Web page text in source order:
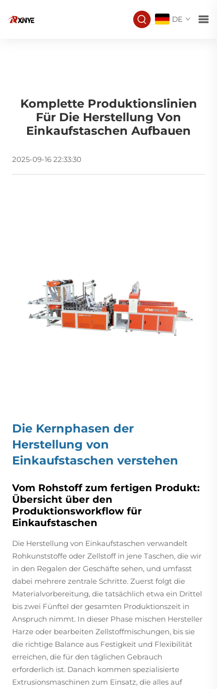
DE
Komplette Produktionslinien
Für Die Herstellung Von
Einkaufstaschen Aufbauen
2025-09-16 22:33:30
Die Kernphasen der
Herstellung von
Einkaufstaschen verstehen
Vom Rohstoff zum fertigen Produkt:
Übersicht über den
Produktionsworkflow für
Einkaufstaschen
Die Herstellung von Einkaufstaschen verwandelt
Rohkunststoffe oder Zellstoff in jene Taschen, die wir
in den Regalen der Geschäfte sehen, und umfasst
dabei mehrere zentrale Schritte. Zuerst folgt die
Materialvorbereitung, die tatsächlich etwa ein Drittel
bis zwei Fünftel der gesamten Produktionszeit in
Anspruch nimmt. In dieser Phase mischen Hersteller
Harze oder bearbeiten Zellstoffmischungen, bis sie
die richtige Balance aus Festigkeit und Flexibilität
erreichen, die für den täglichen Gebrauch
erforderlich ist. Danach kommen spezialisierte
Extrusionsmaschinen zum Einsatz, die alles auf